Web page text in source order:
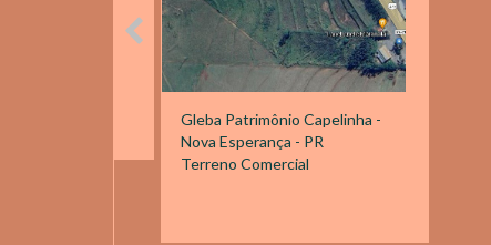
Gleba Patrimônio Capelinha -
Nova Esperança - PR
Terreno Comercial